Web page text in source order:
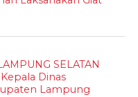
SELATAN
Dinas
Lampung